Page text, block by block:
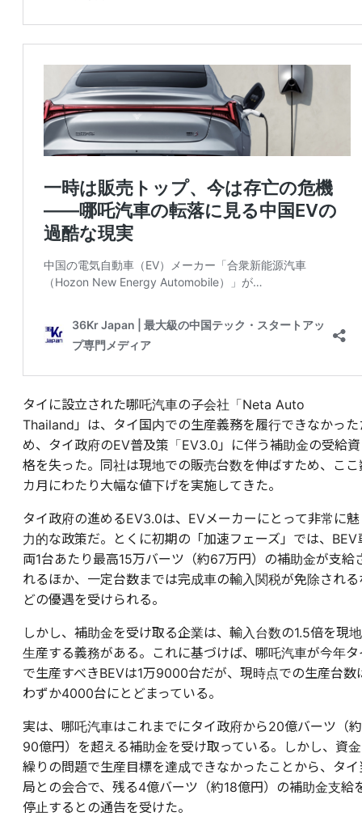
タイに設立された哪吒汽車の子会社「Neta Auto
Thailand」は、タイ国内での生産義務を履行できなかった
め、タイ政府のEV普及策「EV3.0」に伴う補助金の受給資
格を失った。同社は現地での販売台数を伸ばすため、ここ
カ月にわたり大幅な値下げを実施してきた。
タイ政府の進めるEV3.0は、EVメーカーにとって非常に魅
力的な政策だ。とくに初期の「加速フェーズ」では、BEV
両1台あたり最高15万バーツ（約67万円）の補助金が支給
れるほか、一定台数までは完成車の輸入関税が免除される
どの優遇を受けられる。
しかし、補助金を受け取る企業は、輸入台数の1.5倍を現地
生産する義務がある。これに基づけば、哪吒汽車が今年タ
で生産すべきBEVは1万9000台だが、現時点での生産台数
わずか4000台にとどまっている。
実は、哪吒汽車はこれまでにタイ政府から20億バーツ（約
90億円）を超える補助金を受け取っている。しかし、資金
繰りの問題で生産目標を達成できなかったことから、タイ
局との会合で、残る4億バーツ（約18億円）の補助金支給
停止するとの通告を受けた。